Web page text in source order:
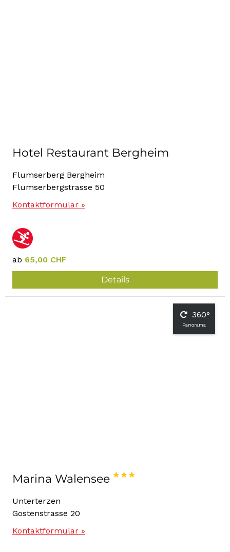
Hotel Restaurant Bergheim
Flumserberg Bergheim
Flumserbergstrasse 50
Kontaktformular »
ab 65,00 CHF
Details
360°
Panorama
Marina Walensee
Unterterzen
Gostenstrasse 20
Kontaktformular »